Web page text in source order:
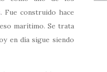
. Fue construido hace
marítimo. Se trata
en día sigue siendo